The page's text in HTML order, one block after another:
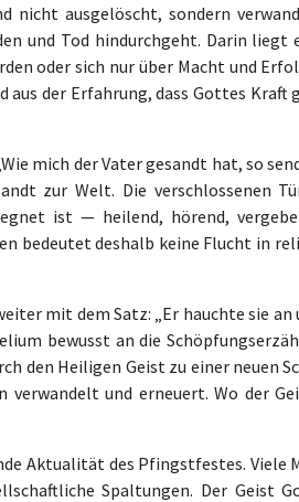
nicht ausgelöscht, sondern
und Tod hindurchgeht. Darin liegt
oder sich nur über Macht und
aus der Erfahrung, dass Gottes
mich der Vater gesandt hat, so
zur Welt. Die verschlossenen
ist — heilend, hörend,
bedeutet deshalb keine Flucht in
mit dem Satz: „Er hauchte sie
bewusst an die
den Heiligen Geist zu einer neuen
verwandelt und erneuert. Wo der
Aktualität des Pfingstfestes.
Spaltungen. Der Geist